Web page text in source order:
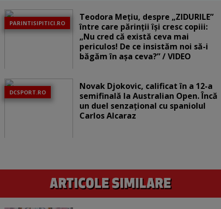
PARINTISIPITICI.RO
Teodora Mețiu, despre „ZIDURILE”
între care părinții își cresc copiii:
„Nu cred că există ceva mai
periculos! De ce insistăm noi să-i
băgăm în așa ceva?” / VIDEO
DCSPORT.RO
Novak Djokovic, calificat în a 12-a
semifinală la Australian Open. Încă
un duel senzațional cu spaniolul
Carlos Alcaraz